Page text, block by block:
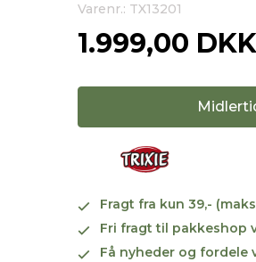
Varenr.: TX13201
1.999,00 DKK
Fragt fra kun 39,-
Fri fragt til pakkeshop
Få nyheder og fordele